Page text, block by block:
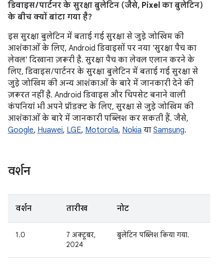
डिवाइस / पार्टनर के सुरक्षा बुलेटिन (जैसे, Pixel का बुलेटिन)
के बीच क्यों बांटा गया है?
इस सुरक्षा बुलेटिन में बताई गई सुरक्षा से जुड़े जोखिम की
आशंकाओं के लिए, Android डिवाइसों पर नया 'सुरक्षा पैच का
लेवल' दिखाना ज़रूरी है. सुरक्षा पैच का लेवल एलान करने के
लिए, डिवाइस / पार्टनर के सुरक्षा बुलेटिन में बताई गई सुरक्षा से
जुड़े जोखिम की अन्य आशंकाओं के बारे में जानकारी देने की
ज़रूरत नहीं है. Android डिवाइस और चिपसेट बनाने वाली
कंपनियां भी अपने प्रॉडक्ट के लिए, सुरक्षा से जुड़े जोखिम की
आशंकाओं के बारे में जानकारी पब्लिश कर सकती हैं. जैसे,
Google, Huawei, LGE, Motorola, Nokia या Samsung.
वर्शन
वर्शन तारीख नोट
1.0
7 अक्टूबर,
2024
बुलेटिन पब्लिश किया गया.